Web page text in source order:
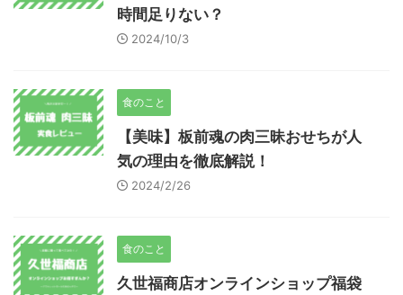
時間足りない？
2024/10/3
食のこと
【美味】板前魂の肉三昧おせちが人
気の理由を徹底解説！
2024/2/26
食のこと
久世福商店オンラインショップ福袋